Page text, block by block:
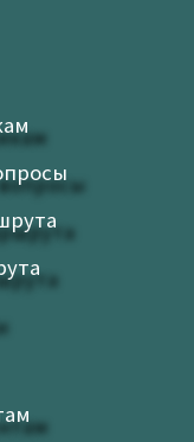
в этом
использования и